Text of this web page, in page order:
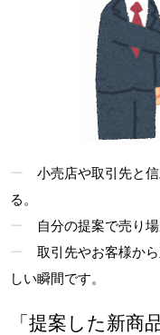
小売店や取引先と
る。
自分の提案で売り
取引先やお客様か
しい瞬間です。
「提案した新商